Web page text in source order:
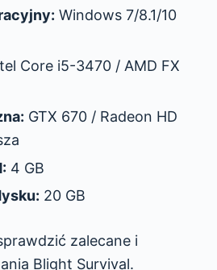
Windows 7/8.1/10
Core i5-3470 / AMD FX
GTX 670 / Radeon HD
4 GB
20 GB
zalecane i
Blight Survival.